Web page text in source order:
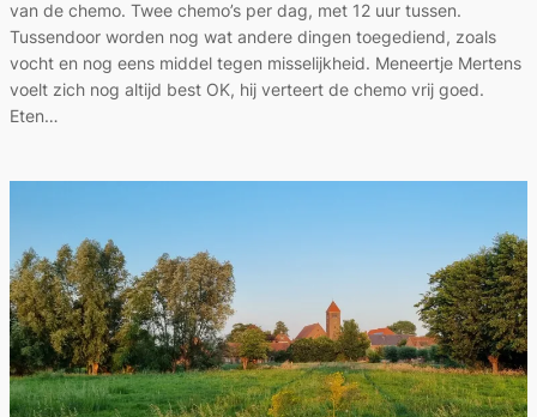
van de chemo. Twee chemo’s per dag, met 12 uur tussen.
Tussendoor worden nog wat andere dingen toegediend, zoals
vocht en nog eens middel tegen misselijkheid. Meneertje Mertens
voelt zich nog altijd best OK, hij verteert de chemo vrij goed.
Eten…